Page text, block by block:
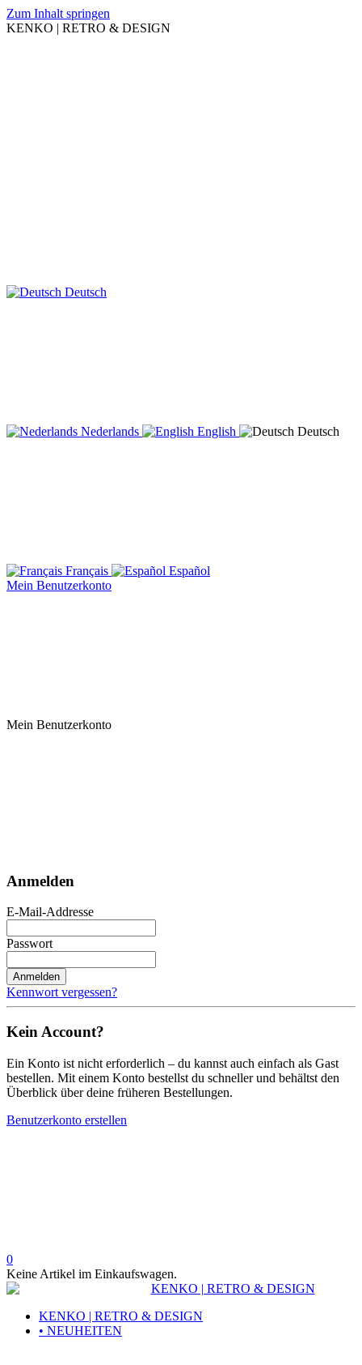
Zum Inhalt springen
KENKO | RETRO & DESIGN
Deutsch
Nederlands English Deutsch
Français
Español
Mein Benutzerkonto
Mein Benutzerkonto
Anmelden
E-Mail-Addresse
Passwort
Anmelden
Kennwort vergessen?
Kein Account?
Ein Konto ist nicht erforderlich – du kannst auch einfach als Gast
bestellen. Mit einem Konto bestellst du schneller und behältst den
Überblick über deine früheren Bestellungen.
Benutzerkonto erstellen
0
Keine Artikel im Einkaufswagen.
KENKO | RETRO & DESIGN
• NEUHEITEN